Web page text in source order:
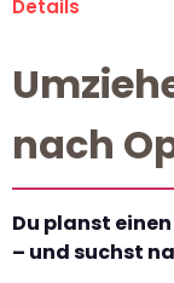
Details
nach
Du planst
– und suchst